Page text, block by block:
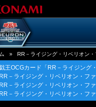
» RR－ライジング・リベリオン・
王OCGカード「RR－ライジング
RR－ライジング・リベリオン・フ
RR－ライジング・リベリオン・フ
RR－ライジング・リベリオン・フ